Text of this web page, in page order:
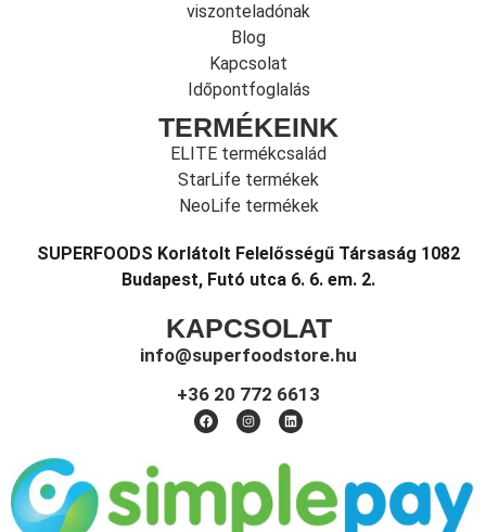
viszonteladónak
Blog
Kapcsolat
Időpontfoglalás
TERMÉKEINK
ELITE termékcsalád
StarLife termékek
NeoLife termékek
SUPERFOODS Korlátolt Felelősségű Társaság 1082
Budapest, Futó utca 6. 6. em. 2.
KAPCSOLAT
info@superfoodstore.hu
+36 20 772 6613